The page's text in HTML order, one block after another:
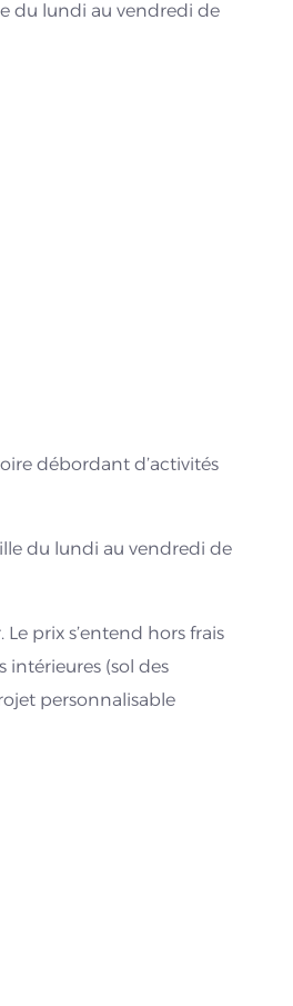
du lundi au vendredi de
débordant d’activités
du lundi au vendredi de
prix s’entend hors frais
(sol des
personnalisable